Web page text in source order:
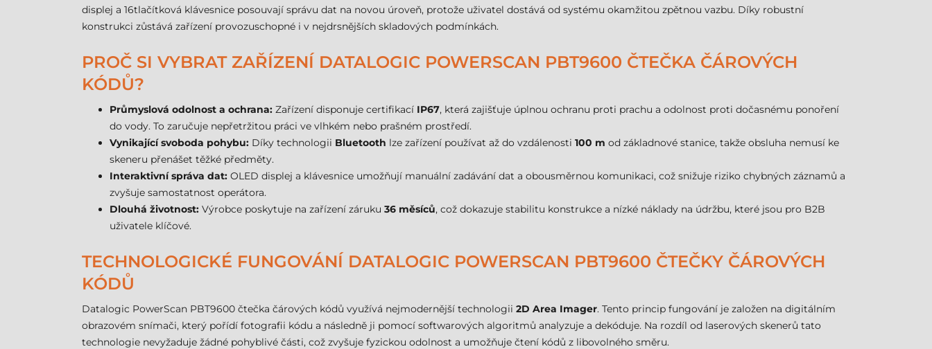
displej a 16tlačítková klávesnice posouvají správu dat na novou úroveň, protože uživatel dostává od systému okamžitou zpětnou vazbu. Díky robustní
konstrukci zůstává zařízení provozuschopné i v nejdrsnějších skladových podmínkách.
PROČ SI VYBRAT ZAŘÍZENÍ DATALOGIC POWERSCAN PBT9600 ČTEČKA ČÁROVÝCH
KÓDŮ?
Průmyslová odolnost a ochrana: Zařízení disponuje certifikací IP67, která zajišťuje úplnou ochranu proti prachu a odolnost proti dočasnému ponoření
do vody. To zaručuje nepřetržitou práci ve vlhkém nebo prašném prostředí.
Vynikající svoboda pohybu: Díky technologii Bluetooth lze zařízení používat až do vzdálenosti 100 m od základnové stanice, takže obsluha nemusí ke
skeneru přenášet těžké předměty.
Interaktivní správa dat: OLED displej a klávesnice umožňují manuální zadávání dat a obousměrnou komunikaci, což snižuje riziko chybných záznamů a
zvyšuje samostatnost operátora.
Dlouhá životnost: Výrobce poskytuje na zařízení záruku 36 měsíců, což dokazuje stabilitu konstrukce a nízké náklady na údržbu, které jsou pro B2B
uživatele klíčové.
TECHNOLOGICKÉ FUNGOVÁNÍ DATALOGIC POWERSCAN PBT9600 ČTEČKY ČÁROVÝCH
KÓDŮ
Datalogic PowerScan PBT9600 čtečka čárových kódů využívá nejmodernější technologii 2D Area Imager. Tento princip fungování je založen na digitálním
obrazovém snímači, který pořídí fotografii kódu a následně ji pomocí softwarových algoritmů analyzuje a dekóduje. Na rozdíl od laserových skenerů tato
technologie nevyžaduje žádné pohyblivé části, což zvyšuje fyzickou odolnost a umožňuje čtení kódů z libovolného směru.